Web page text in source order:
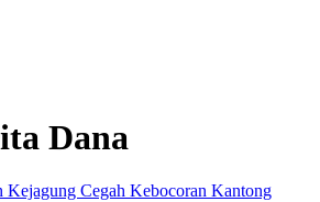
Dana
Kejagung Cegah Kebocoran Kantong